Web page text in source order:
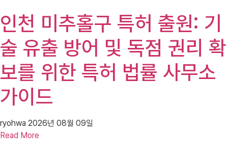
인천 미추홀구 특허 출원: 기
술 유출 방어 및 독점 권리 확
보를 위한 특허 법률 사무소
가이드
ryohwa 2026년 08월 09일
Read More